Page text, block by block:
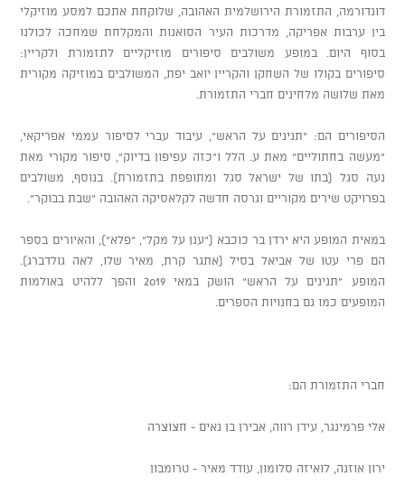
דונדורמה, התזמורת הירושלמית האהובה, שלוקחת אתכם למסע מוזיקלי
בין ערבות אפריקה, מדרכות העיר הסואנות והמקלחת שמחכה לכולנו
בסוף היום. במופע משולבים סיפורים מוזיקליים לתזמורת ולקריין:
סיפורים בקולו של השחקן והקריין יואב יפת, המשולבים במוזיקה מקורית
מאת שלושה מלחינים חברי התזמורת.
הסיפורים הם: "תנינים על הראש", עיבוד עברי לסיפור עממי אפריקאי,
“מעשה בחתוליים" מאת ע. הלל ו"כזה עפיפון בדיוק", סיפור מקורי מאת
נעה סגל (בתו של ישראל סגל ומתופפת בתזמורת). בנוסף, משולבים
בפרויקט שירים מקוריים וגרסה חדשה לקלאסיקה האהובה "שבת בבוקר".
במאית המופע היא ירדן בר כוכבא ("ענן על מקל”, “פלא”), והאיורים בספר
הם פרי עטו של אביאל בסיל (אתגר קרת, מאיר שלו, לאה גולדברג).
המופע "תנינים על הראש" הושק במאי 2019 והפך ללהיט באולמות
המופעים כמו גם בחנויות הספרים.
חברי התזמורת הם:
אלי פרמינגר, עידן רווה, אבירן בן נאים - חצוצרה
ירון אוזנה, לואיזה סלומון, עודד מאיר - טרומבון